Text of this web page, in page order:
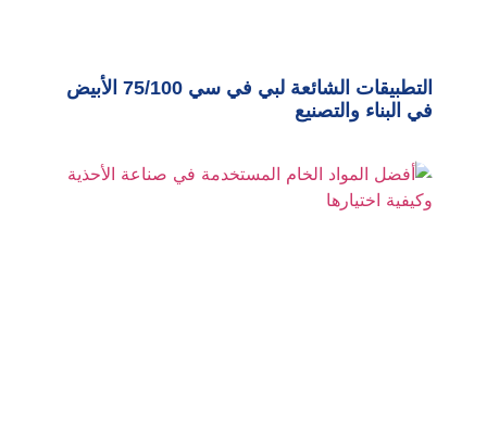
التطبيقات الشائعة لبي في سي 75/100 الأبيض
في البناء والتصنيع